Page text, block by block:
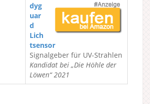
dyg
uar
d
Lich
tsensor
Signalgeber für UV-Strahlen
Kandidat bei „Die Höhle der
Löwen“ 2021